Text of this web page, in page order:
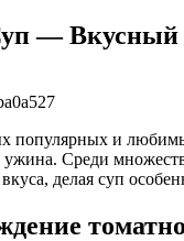
—
и
Среди
делая суп